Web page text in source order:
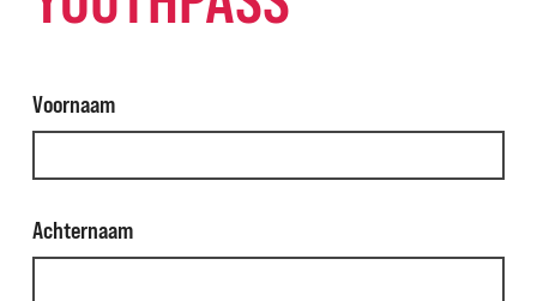
Voornaam
Achternaam